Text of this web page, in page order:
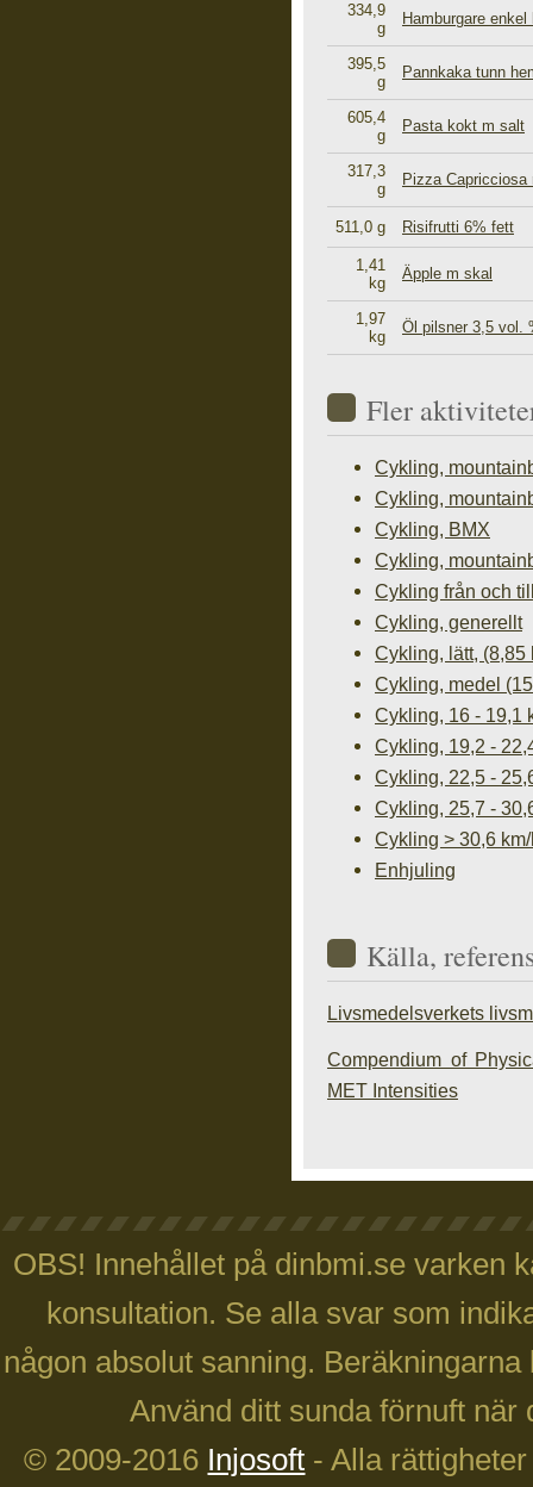
334,9
g
Hamburgare
395,5
g
Pannkaka tunn
605,4
g
Pasta kokt m salt
317,3
g
Pizza
511,0 g Risifrutti 6% fett
1,41
kg
Äpple m skal
1,97
kg
Öl pilsner 3,5 vol.
Fler
Cykling,
Cykling,
Cykling, BMX
Cykling,
Cykling från och
Cykling, generellt
Cykling, lätt, (8,85
Cykling, medel
Cykling, 16 - 19,1
Cykling, 19,2 -
Cykling, 22,5 -
Cykling, 25,7 -
Cykling > 30,6
Enhjuling
Källa,
Livsmedelsverkets
Compendium of
MET Intensities
OBS! Innehållet på dinbmi.se varken
konsultation. Se alla svar som
någon absolut sanning.
Använd ditt sunda förnuft
© 2009-2016 Injosoft - Alla